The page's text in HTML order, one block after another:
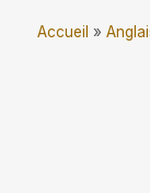
Accueil »